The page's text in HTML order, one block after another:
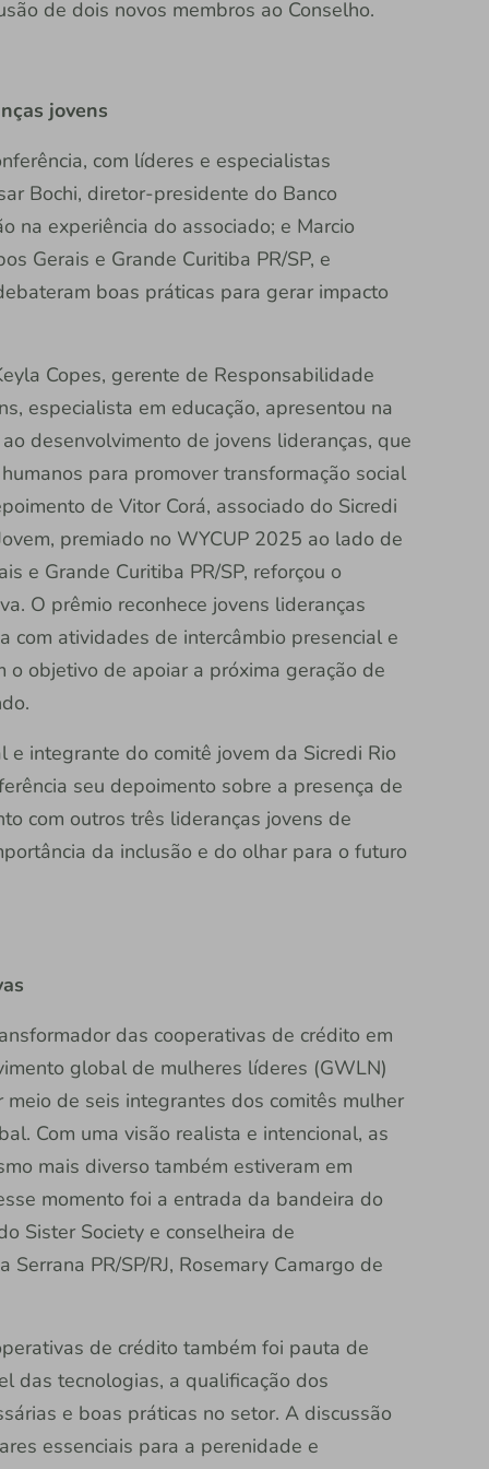
de dois novos membros ao Conselho.
jovens
com líderes e especialistas
Bochi, diretor-presidente do Banco
na experiência do associado; e Marcio
Gerais e Grande Curitiba PR/SP, e
boas práticas para gerar impacto
Copes, gerente de Responsabilidade
especialista em educação, apresentou na
desenvolvimento de jovens lideranças, que
para promover transformação social
de Vitor Corá, associado do Sicredi
premiado no WYCUP 2025 ao lado de
e Grande Curitiba PR/SP, reforçou o
O prêmio reconhece jovens lideranças
com atividades de intercâmbio presencial e
o objetivo de apoiar a próxima geração de
e integrante do comitê jovem da Sicredi Rio
seu depoimento sobre a presença de
com outros três lideranças jovens de
da inclusão e do olhar para o futuro
das cooperativas de crédito em
global de mulheres líderes (GWLN)
de seis integrantes dos comitês mulher
Com uma visão realista e intencional, as
mais diverso também estiveram em
momento foi a entrada da bandeira do
Sister Society e conselheira de
PR/SP/RJ, Rosemary Camargo de
de crédito também foi pauta de
das tecnologias, a qualificação dos
e boas práticas no setor. A discussão
essenciais para a perenidade e